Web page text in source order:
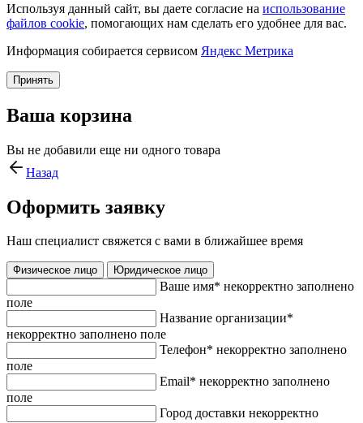
Используя данный сайт, вы даете согласие на использование
файлов cookie, помогающих нам сделать его удобнее для вас.
Информация собирается сервисом Яндекс Метрика
Принять
Ваша корзина
Вы не добавили еще ни одного товара
Назад
Оформить заявку
Наш специалист свяжется с вами в ближайшее время
Физическое лицо Юридическое лицо
Ваше имя* некорректно заполнено
поле
Название организации*
некорректно заполнено поле
Телефон* некорректно заполнено
поле
Email* некорректно заполнено
поле
Город доставки некорректно